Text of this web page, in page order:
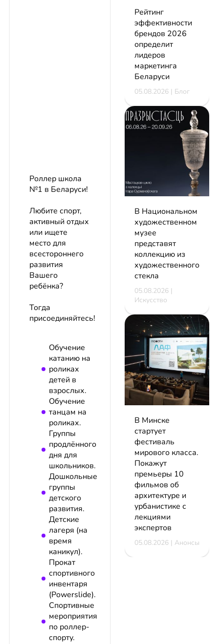
Роллер школа
№1 в Беларуси!
Любите спорт,
активный отдых
или ищете
место для
всестороннего
развития
Вашего
ребёнка?
Тогда
присоединяйтесь!
Обучение
катанию на
роликах
детей в
взрослых.
Обучение
танцам на
роликах.
Группы
продлённого
дня для
школьников.
Дошкольные
группы
детского
развития.
Детские
лагеря (на
время
каникул).
Прокат
спортивного
инвентаря
(Powerslide).
Спортивные
мероприятия
по роллер-
спорту.
Рейтинг
эффективности
брендов 2026
определит
лидеров
маркетинга
Беларуси
05.08.2026 | Блог
В Национальном
художественном
музее
представят
коллекцию из
художественного
стекла
05.08.2026 |
Искусство
В Минске
стартует
фестиваль
мирового класса.
Покажут
премьеры 10
фильмов об
архитектуре и
урбанистике с
лекциями
экспертов
05.08.2026 | Анонсы